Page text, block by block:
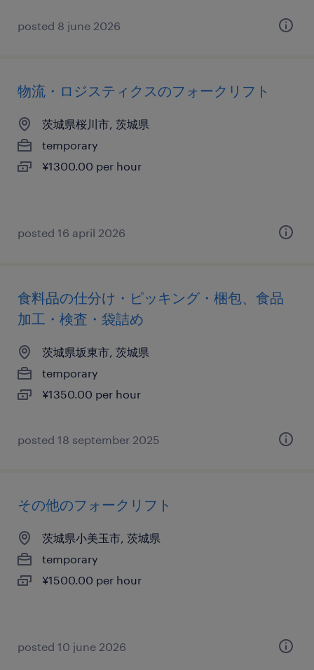
posted 8 june 2026
物流・ロジスティクスのフォークリフト
茨城県桜川市, 茨城県
temporary
¥1300.00 per hour
posted 16 april 2026
食料品の仕分け・ピッキング・梱包、食品
加工・検査・袋詰め
茨城県坂東市, 茨城県
temporary
¥1350.00 per hour
posted 18 september 2025
その他のフォークリフト
茨城県小美玉市, 茨城県
temporary
¥1500.00 per hour
posted 10 june 2026